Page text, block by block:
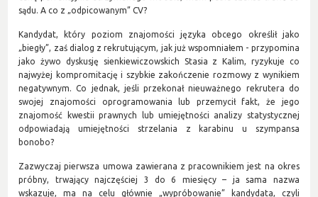
sądu. A co z „odpicowanym” CV?
Kandydat, który poziom znajomości języka obcego określił jako
„biegły”, zaś dialog z rekrutującym, jak już wspomniałem - przypomina
jako żywo dyskusję sienkiewiczowskich Stasia z Kalim, ryzykuje co
najwyżej kompromitację i szybkie zakończenie rozmowy z wynikiem
negatywnym. Co jednak, jeśli przekonał nieuważnego rekrutera do
swojej znajomości oprogramowania lub przemycił fakt, że jego
znajomość kwestii prawnych lub umiejętności analizy statystycznej
odpowiadają umiejętności strzelania z karabinu u szympansa
bonobo?
Zazwyczaj pierwsza umowa zawierana z pracownikiem jest na okres
próbny, trwający najczęściej 3 do 6 miesięcy – ja sama nazwa
wskazuje, ma na celu głównie „wypróbowanie” kandydata, czyli